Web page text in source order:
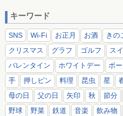
キーワード
SNS Wi-Fi お正月 お酒 きの
クリスマス
グラフ ゴルフ ス
バレンタイン
ホワイトデー ボ
手
押しピン 料理 昆虫 星
母の日
父の日 矢印 秋 節分
野球
野菜 鉄道 音楽 飲み物